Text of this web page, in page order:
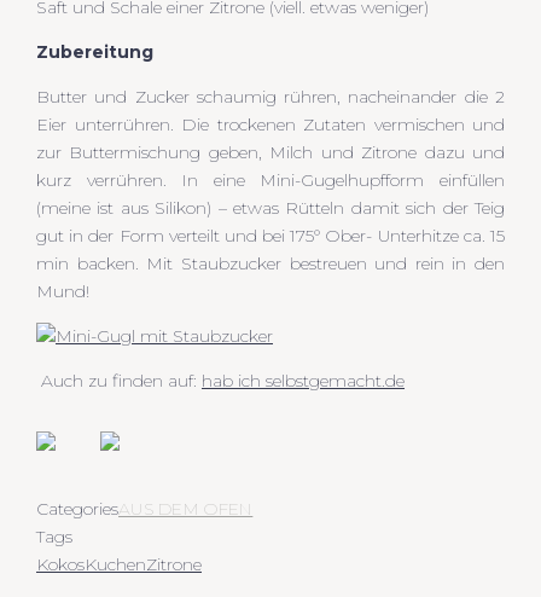
Saft und Schale einer Zitrone (viell. etwas weniger)
Zubereitung
Butter und Zucker schaumig rühren, nacheinander die 2
Eier unterrühren. Die trockenen Zutaten vermischen und
zur Buttermischung geben, Milch und Zitrone dazu und
kurz verrühren. In eine Mini-Gugelhupfform einfüllen
(meine ist aus Silikon) – etwas Rütteln damit sich der Teig
gut in der Form verteilt und bei 175° Ober- Unterhitze ca. 15
min backen. Mit Staubzucker bestreuen und rein in den
Mund!
Auch zu finden auf: hab ich selbstgemacht.de
CategoriesAUS DEM OFEN
Tags
KokosKuchenZitrone